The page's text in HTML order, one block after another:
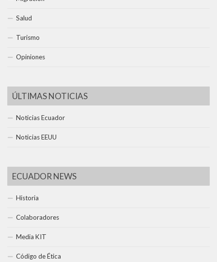
Salud
Turismo
Opiniones
ÚLTIMAS NOTICIAS
Noticias Ecuador
Noticias EEUU
ECUADOR NEWS
Historia
Colaboradores
Media KIT
Código de Ética